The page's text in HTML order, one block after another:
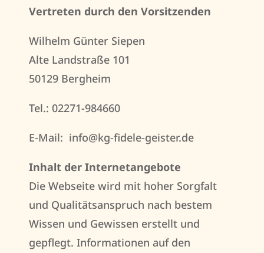
Vertreten durch den Vorsitzenden
Wilhelm Günter Siepen
Alte Landstraße 101
50129 Bergheim
Tel.: 02271-984660
E-Mail: info@kg-fidele-geister.de
Inhalt der Internetangebote
Die Webseite wird mit hoher Sorgfalt
und Qualitätsanspruch nach bestem
Wissen und Gewissen erstellt und
gepflegt. Informationen auf den